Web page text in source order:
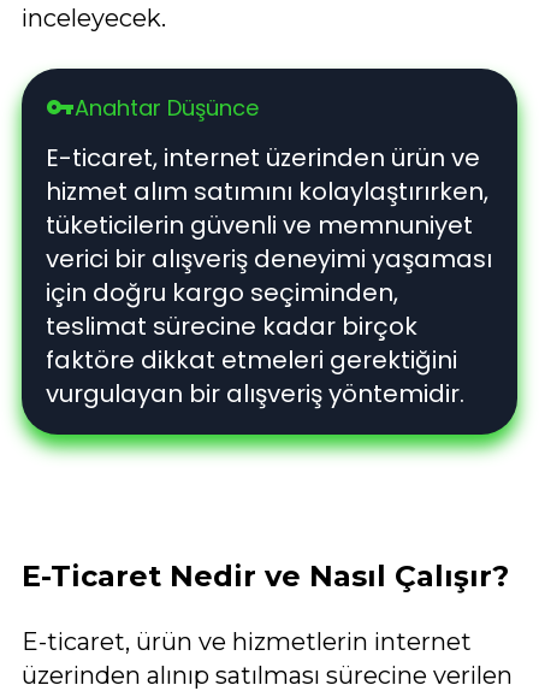
inceleyecek.
vpn_keyAnahtar Düşünce
E-ticaret, internet üzerinden ürün ve
hizmet alım satımını kolaylaştırırken,
tüketicilerin güvenli ve memnuniyet
verici bir alışveriş deneyimi yaşaması
için doğru kargo seçiminden,
teslimat sürecine kadar birçok
faktöre dikkat etmeleri gerektiğini
vurgulayan bir alışveriş yöntemidir.
E-Ticaret Nedir ve Nasıl Çalışır?
E-ticaret, ürün ve hizmetlerin internet
üzerinden alınıp satılması sürecine verilen